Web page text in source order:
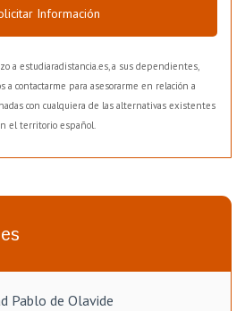
Información
a estudiaradistancia.es, a sus dependientes,
a contactarme para asesorarme en relación a
con cualquiera de las alternativas existentes
el territorio español.
Pablo de Olavide